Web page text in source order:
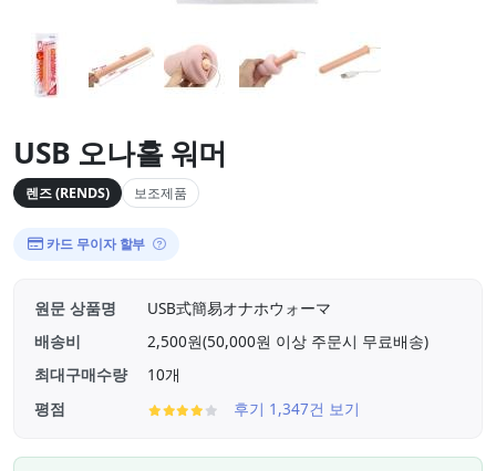
USB 오나홀 워머
렌즈 (RENDS) 보조제품
카드 무이자 할부
원문 상품명
USB式簡易オナホウォーマ
배송비
2,500원(50,000원 이상 주문시 무료배송)
최대구매수량
10개
평점
후기 1,347건 보기